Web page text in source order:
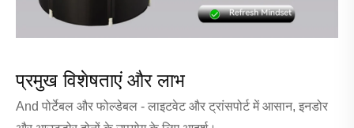
प्रमुख विशेषताएं और लाभ
And पोर्टेबल और फोल्डेबल - लाइटवेट और ट्रांसपोर्ट में आसान, इनडोर